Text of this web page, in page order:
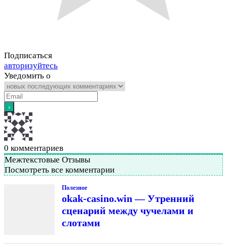
Подписаться
авторизуйтесь
Уведомить о
0 комментариев
Межтекстовые Отзывы
Посмотреть все комментарии
Полезное
okak-casino.win — Утренний
сценарий между чучелами и
слотами